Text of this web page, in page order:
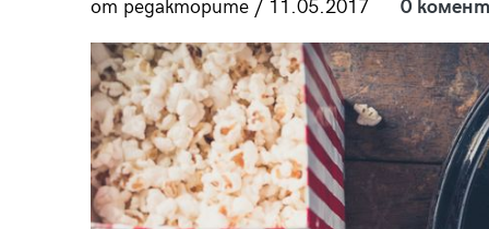
от редакторите / 11.05.2017 0
28/29